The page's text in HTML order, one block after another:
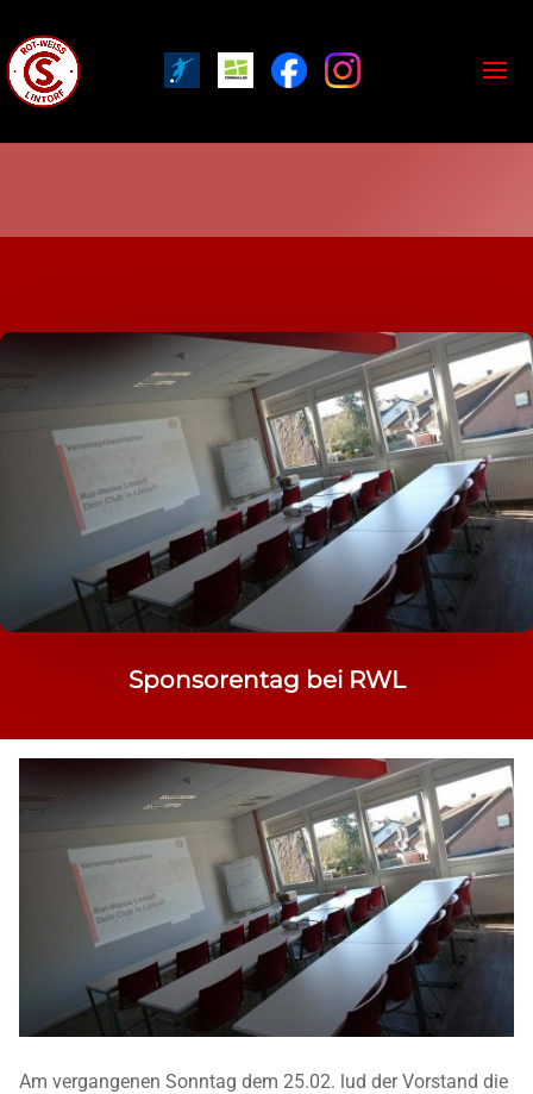
Sponsorentag bei RWL
Am vergangenen Sonntag dem 25.02. lud der Vorstand die